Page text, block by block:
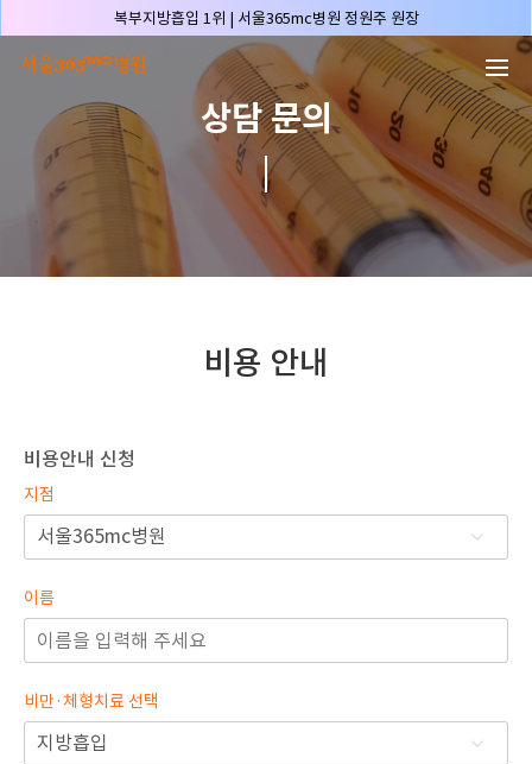
복부지방흡입 1위 | 서울365mc병원 정원주 원장
허파고리 1위 | 서울365mc병원 이성훈 부병원장(4개월 연속)
얼굴지방흡입 1위 | 서울365mc병원 서성익 원장(3년 연속)
배파가리 1위 | 서울365mc병원 서성익 원장
🏆대한민국 최대 15층 규모 지방흡입 특화 병원🏆
🏆대한민국 첫번째 '병원급' 지방흡입 병원🏆
🏆지방흡입 고객 만족도 99.9% 최고치 달성🏆
🏆대한민국 최다 지방흡입 케이스 370,884건🏆
허파고리 1위 | 서울365mc병원 이성훈 부병원장(4개월 연속)
배파가리 1위 | 서울365mc병원 서성익 원장
🏆대한민국 첫번째 '병원급' 지방흡입 병원🏆
상담 문의
비용 안내
비용안내 신청
지점
이름
비만·체형치료 선택